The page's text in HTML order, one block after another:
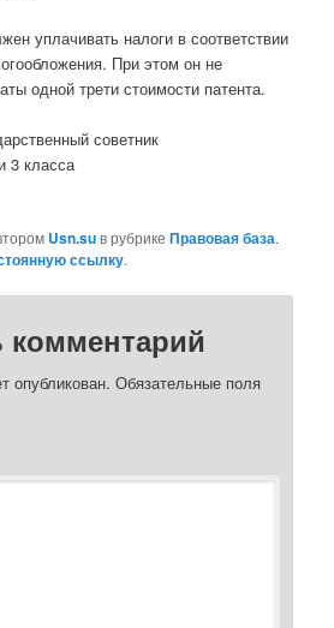
уплачивать налоги в соответствии
При этом он не
одной трети стоимости патента.
советник
3 класса
Usn.suв рубрикеПравовая база.
ссылку.
комментарий
опубликован. Обязательные поля